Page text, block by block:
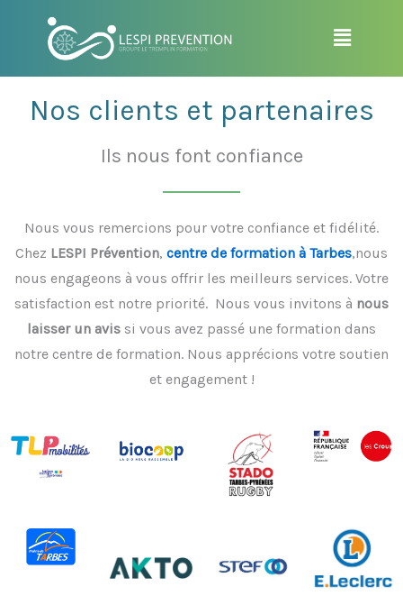
contenu
Menu
Nos clients et partenaires
Ils nous font confiance
Nous vous remercions pour votre confiance et fidélité.
Chez LESPI Prévention, centre de formation à Tarbes,nous
nous engageons à vous offrir les meilleurs services. Votre
satisfaction est notre priorité. Nous vous invitons à nous
laisser un avis si vous avez passé une formation dans
notre centre de formation. Nous apprécions votre soutien
et engagement !